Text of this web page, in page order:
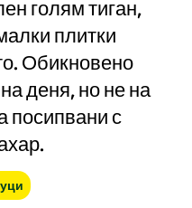
голям тиган,
плитки
Обикновено
деня, но не на
посипвани с